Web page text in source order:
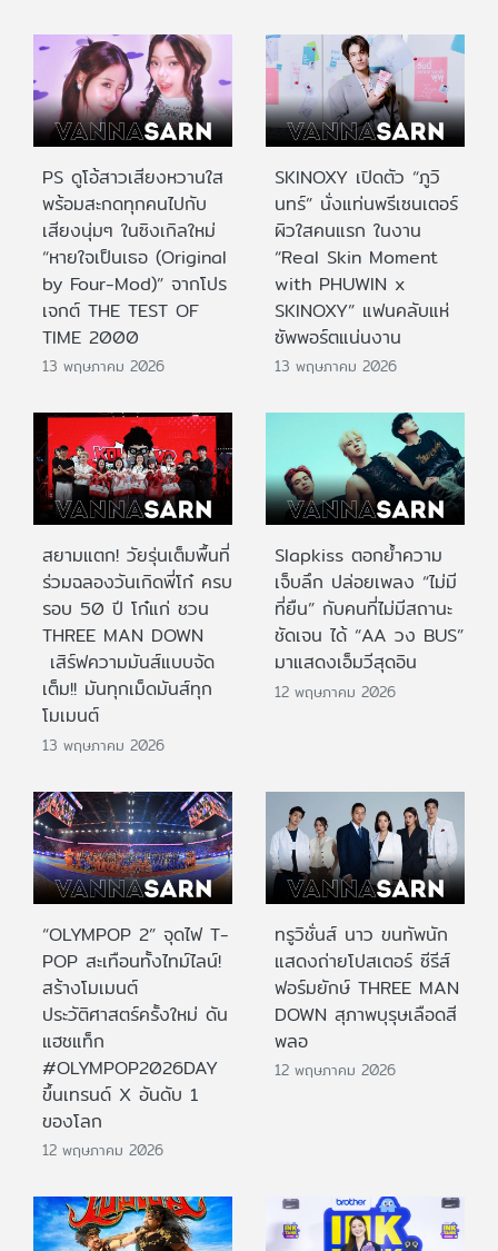
PS ดูโอ้สาวเสียงหวานใส
พร้อมสะกดทุกคนไปกับ
เสียงนุ่มๆ ในซิงเกิลใหม่
“หายใจเป็นเธอ (Original
by Four-Mod)” จากโปร
เจกต์ THE TEST OF
TIME 2000
13 พฤษภาคม 2026
SKINOXY เปิดตัว “ภูวิ
นทร์” นั่งแท่นพรีเซนเตอร์
ผิวใสคนแรก ในงาน
“Real Skin Moment
with PHUWIN x
SKINOXY” แฟนคลับแห่
ซัพพอร์ตแน่นงาน
13 พฤษภาคม 2026
สยามแตก! วัยรุ่นเต็มพื้นที่
ร่วมฉลองวันเกิดพี่โก๋ ครบ
รอบ 50 ปี โก๋แก่ ชวน
THREE MAN DOWN
เสิร์ฟความมันส์แบบจัด
เต็ม!! มันทุกเม็ดมันส์ทุก
โมเมนต์
13 พฤษภาคม 2026
Slapkiss ตอกย้ำความ
เจ็บลึก ปล่อยเพลง “ไม่มี
ที่ยืน” กับคนที่ไม่มีสถานะ
ชัดเจน ได้ “AA วง BUS”
มาแสดงเอ็มวีสุดอิน
12 พฤษภาคม 2026
“OLYMPOP 2” จุดไฟ T-
POP สะเทือนทั้งไทม์ไลน์!
สร้างโมเมนต์
ประวัติศาสตร์ครั้งใหม่ ดัน
แฮชแท็ก
#OLYMPOP2026DAY
ขึ้นเทรนด์ X อันดับ 1
ของโลก
12 พฤษภาคม 2026
ทรูวิชั่นส์ นาว ขนทัพนัก
แสดงถ่ายโปสเตอร์ ซีรีส์
ฟอร์มยักษ์ THREE MAN
DOWN สุภาพบุรุษเลือดสี
พลอ
12 พฤษภาคม 2026